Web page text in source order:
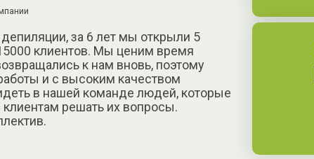
за 6 лет мы открыли 5
клиентов. Мы ценим время
к нам вновь, поэтому
и с высоким качеством
в нашей команде людей, которые
клиентам решать их вопросы.